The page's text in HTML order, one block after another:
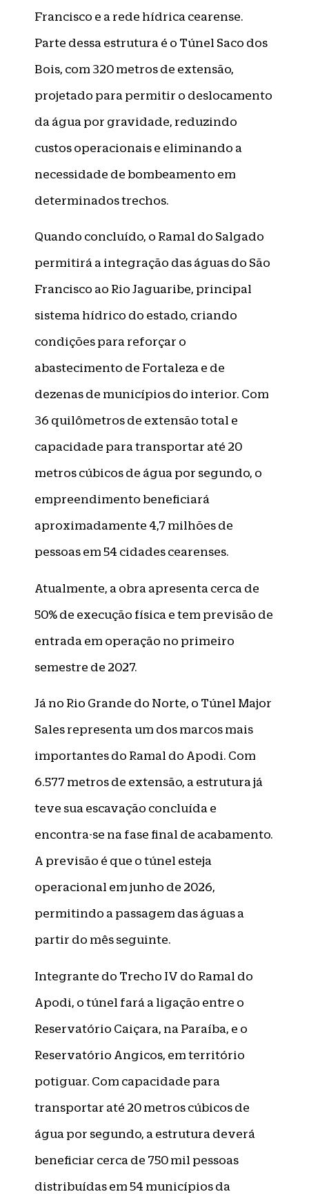
Francisco e a rede hídrica cearense.
Parte dessa estrutura é o Túnel Saco dos
Bois, com 320 metros de extensão,
projetado para permitir o deslocamento
da água por gravidade, reduzindo
custos operacionais e eliminando a
necessidade de bombeamento em
determinados trechos.
Quando concluído, o Ramal do Salgado
permitirá a integração das águas do São
Francisco ao Rio Jaguaribe, principal
sistema hídrico do estado, criando
condições para reforçar o
abastecimento de Fortaleza e de
dezenas de municípios do interior. Com
36 quilômetros de extensão total e
capacidade para transportar até 20
metros cúbicos de água por segundo, o
empreendimento beneficiará
aproximadamente 4,7 milhões de
pessoas em 54 cidades cearenses.
Atualmente, a obra apresenta cerca de
50% de execução física e tem previsão de
entrada em operação no primeiro
semestre de 2027.
Já no Rio Grande do Norte, o Túnel Major
Sales representa um dos marcos mais
importantes do Ramal do Apodi. Com
6.577 metros de extensão, a estrutura já
teve sua escavação concluída e
encontra-se na fase final de acabamento.
A previsão é que o túnel esteja
operacional em junho de 2026,
permitindo a passagem das águas a
partir do mês seguinte.
Integrante do Trecho IV do Ramal do
Apodi, o túnel fará a ligação entre o
Reservatório Caiçara, na Paraíba, e o
Reservatório Angicos, em território
potiguar. Com capacidade para
transportar até 20 metros cúbicos de
água por segundo, a estrutura deverá
beneficiar cerca de 750 mil pessoas
distribuídas em 54 municípios da